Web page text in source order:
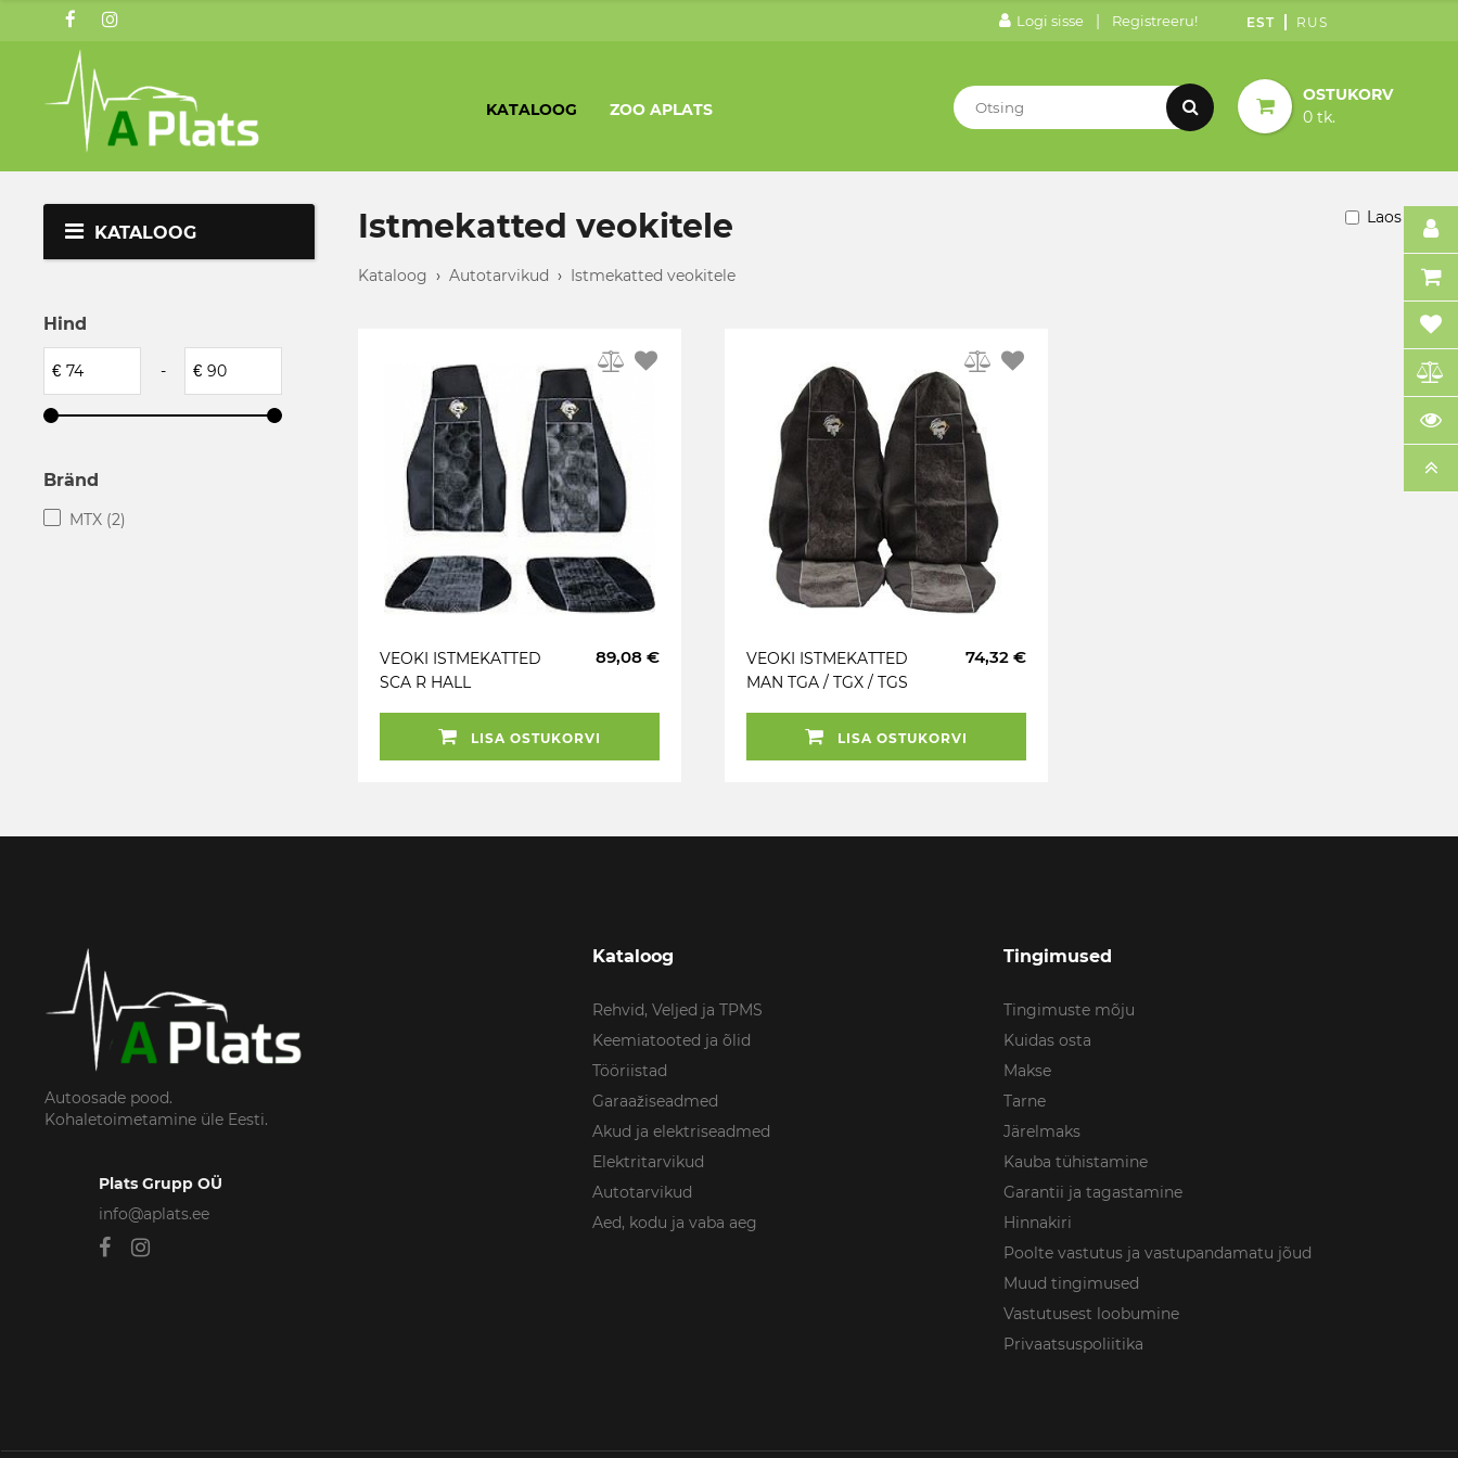
Logi sisse | Registreeru! EST RUS
KATALOOG ZOO APLATS
OSTUKORV
0 tk.
KATALOOG
Hind
€ - €
Bränd
MTX (2)
Istmekatted veokitele
Kataloog › Autotarvikud › Istmekatted veokitele
Laos
VEOKI ISTMEKATTED
SCA R HALL
89,08 €
LISA OSTUKORVI
VEOKI ISTMEKATTED
MAN TGA / TGX / TGS
74,32 €
LISA OSTUKORVI
Autoosade pood.
Kohaletoimetamine üle Eesti.
Plats Grupp OÜ
info@aplats.ee
Kataloog
Rehvid, Veljed ja TPMS
Keemiatooted ja õlid
Tööriistad
Garaažiseadmed
Akud ja elektriseadmed
Elektritarvikud
Autotarvikud
Aed, kodu ja vaba aeg
Tingimused
Tingimuste mõju
Kuidas osta
Makse
Tarne
Järelmaks
Kauba tühistamine
Garantii ja tagastamine
Hinnakiri
Poolte vastutus ja vastupandamatu jõud
Muud tingimused
Vastutusest loobumine
Privaatsuspoliitika